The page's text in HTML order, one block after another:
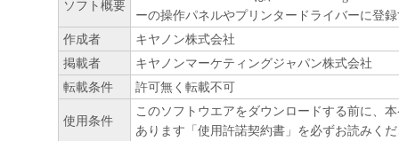
１．使用許諾
(1) お客様は、「本ソフトウエア」を、キ
ェットプリンタ（以下「プリンタ」と言い
たはネットワークを通じ接続される複数の
ソフト概要
ーの操作パネルやプリンタードライバーに登
作成者
キヤノン株式会社
掲載者
キヤノンマーケティングジャパン株式会社
転載条件
許可無く転載不可
使用条件
このソフトウエアをダウンロードする前に、
あります「使用許諾契約書」を必ずお読みく